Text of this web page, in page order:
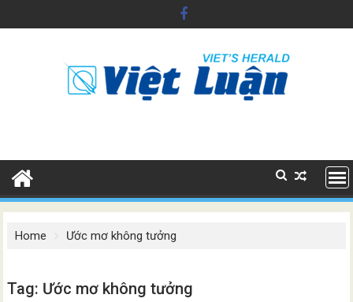
to
Home Ước mơ không tưởng
Tag: Ước mơ không tưởng